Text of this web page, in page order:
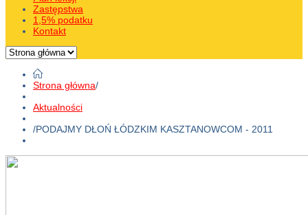
Zastępstwa
1,5% podatku
Kontakt
Strona główna/
Aktualności
/PODAJMY DŁOŃ ŁÓDZKIM KASZTANOWCOM - 2011